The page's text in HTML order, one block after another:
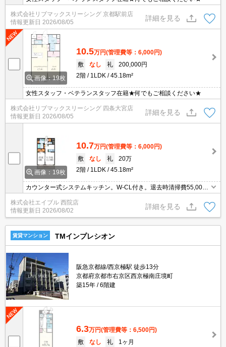
株式会社リブマックスリーシング 京都駅前店
情報更新日 2026/08/05
詳細を見る
画像：19枚
10.5万円(管理費等：6,000円)
敷
なし 礼
200,000円
2階
1LDK 45.18m²
女性スタッフ・ベテランスタッフ在籍★何でもご相談ください★
株式会社リブマックスリーシング 四条大宮店
情報更新日 2026/08/05
詳細を見る
画像：19枚
10.7万円(管理費等：6,000円)
敷
なし 礼
20万
2階
1LDK 45.18m²
カウンター式システムキッチン。W-CL付き。退去時清掃費55,000
し可。オートロック。宅配ボックスあり。TVインターホン付き。
株式会社エイブル 西院店
情報更新日 2026/08/02
詳細を見る
賃貸マンション TMインプレシオン
阪急京都線/西京極駅 徒歩13分
京都府京都市右京区西京極南庄境町
築15年
6階建
6.3万円(管理費等：6,500円)
敷
なし 礼
1ヶ月